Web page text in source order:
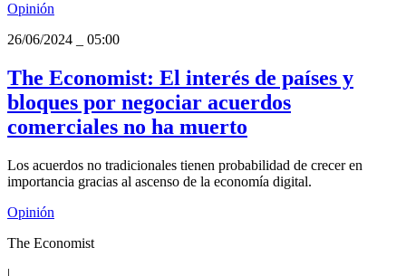
Opinión
26/06/2024
05:00
The Economist: El interés de países y
bloques por negociar acuerdos
comerciales no ha muerto
Los acuerdos no tradicionales tienen probabilidad de crecer en
importancia gracias al ascenso de la economía digital.
Opinión
The Economist